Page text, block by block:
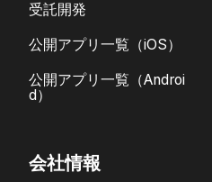
受託開発
公開アプリ一覧（iOS）
公開アプリ一覧（Androi
d）
会社情報